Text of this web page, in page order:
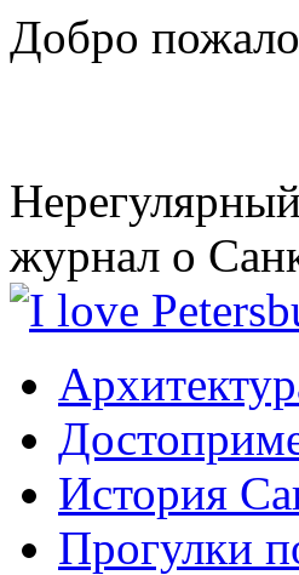
Добро
журнал о
История
Прогулки